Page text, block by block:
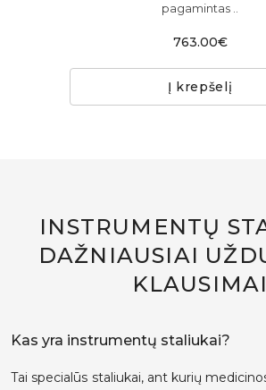
pagamintas ..
763.00€
Į krepšelį
INSTRUMENTŲ
DAŽNIAUSIAI
KLAUSIMAI
Kas yra instrumentų staliukai?
Tai specialūs staliukai, ant kurių